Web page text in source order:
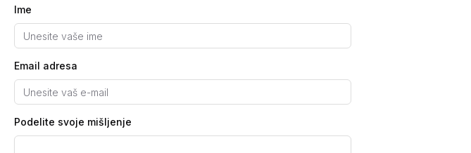
Ime
Email adresa
Podelite svoje mišljenje